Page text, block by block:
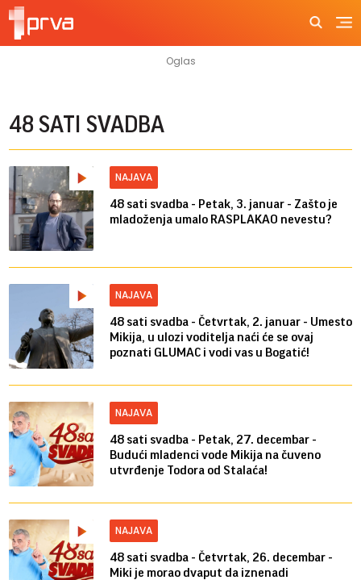
48 SATI SVADBA
NAJAVA
48 sati svadba - Petak, 3. januar - Zašto je
mladoženja umalo RASPLAKAO nevestu?
NAJAVA
48 sati svadba - Četvrtak, 2. januar - Umesto
Mikija, u ulozi voditelja naći će se ovaj
poznati GLUMAC i vodi vas u Bogatić!
NAJAVA
48 sati svadba - Petak, 27. decembar -
Budući mladenci vode Mikija na čuveno
utvrđenje Todora od Stalaća!
NAJAVA
48 sati svadba - Četvrtak, 26. decembar -
Miki je morao dvaput da iznenadi